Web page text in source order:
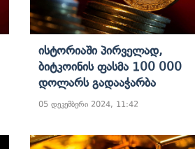
Ისტორიაში Პირველად,
Ბიტკოინის Ფასმა 100 000
Დოლარს Გადააჭარბა
05 დეკემბერი 2024, 11:42